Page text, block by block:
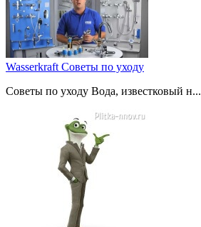
Wasserkraft Советы по уходу
Советы по уходу Вода, известковый н...